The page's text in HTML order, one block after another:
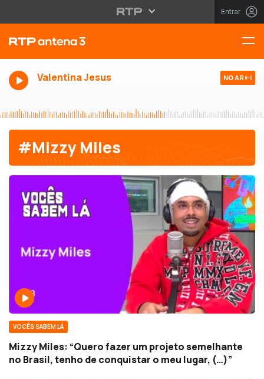
Entrar
Valentina Jesus NO AR
#Mizzy Miles
VOCÊS SABEM LÁ
Mizzy Miles: “Quero fazer um projeto semelhante
no Brasil, tenho de conquistar o meu lugar, (…)”